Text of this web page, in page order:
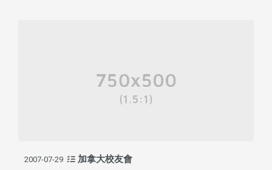
2007-07-29 加拿大校友會